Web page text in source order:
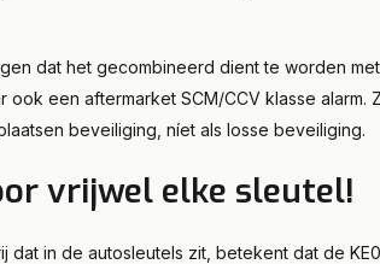
dat het gecombineerd dient te worden
een aftermarket SCM/CCV klasse alarm.
beveiliging, níet als losse beveiliging.
vrijwel elke sleutel!
dat in de autosleutels zit, betekent dat de